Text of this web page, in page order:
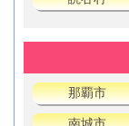
那覇市